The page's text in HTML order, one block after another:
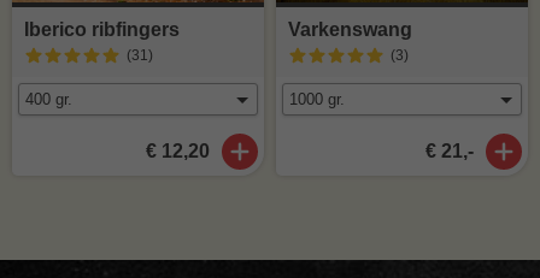
Iberico ribfingers
(31)
€ 12,20
Varkenswang
(3)
€ 21,-